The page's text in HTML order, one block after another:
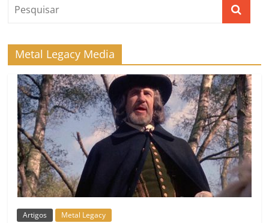
Metal Legacy Media
Artigos Metal Legacy